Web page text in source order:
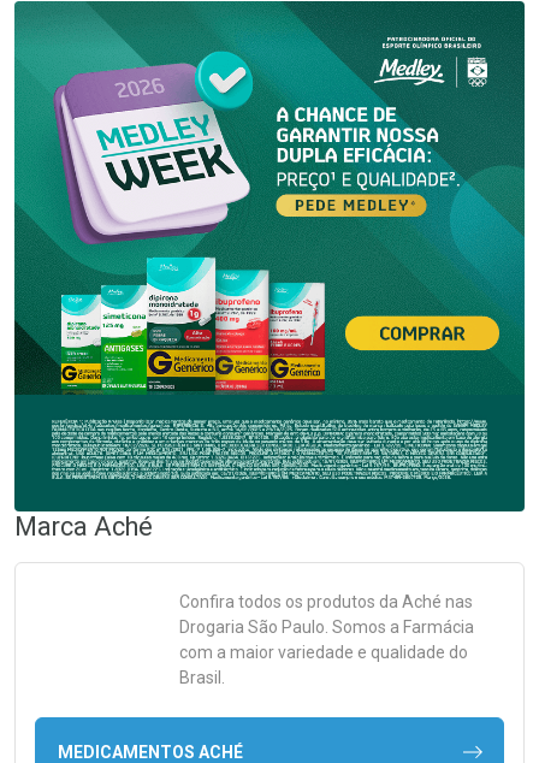
Marca Aché
Confira todos os produtos da Aché nas
Drogaria São Paulo. Somos a Farmácia
com a maior variedade e qualidade do
Brasil.
MEDICAMENTOS ACHÉ